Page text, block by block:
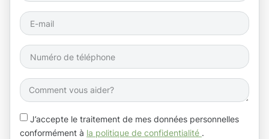
J’accepte le traitement de mes données personnelles
conformément à la politique de confidentialité .